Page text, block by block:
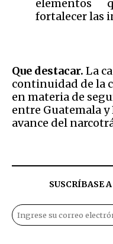
elementos
fortalecer las
Que destacar. La
continuidad de la
en materia de
entre Guatemala
avance del
SUSCRÍBASE